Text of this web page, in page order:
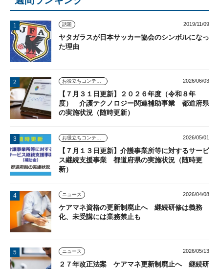
話題 2019/11/09
ヤタガラスが日本サッカー協会のシンボルになっ
た理由
お役立ちコンテンツ 2026/06/03
【７月３１日更新】２０２６年度（令和８年
度） 介護テクノロジー関連補助事業 都道府県
の実施状況（随時更新）
お役立ちコンテンツ 2026/05/01
【７月１３日更新】介護事業所等に対するサービ
ス継続支援事業 都道府県の実施状況（随時更
新）
ニュース 2026/04/08
ケアマネ資格の更新制廃止へ 継続研修は義務
化、未受講には業務禁止も
ニュース 2026/05/13
２７年改正法案 ケアマネ更新制廃止へ 継続研